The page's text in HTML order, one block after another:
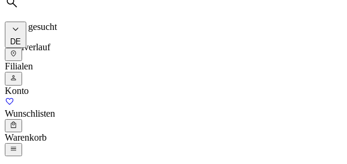
Meist gesucht
Suchverlauf
DE
Filialen
Konto
Wunschlisten
Warenkorb